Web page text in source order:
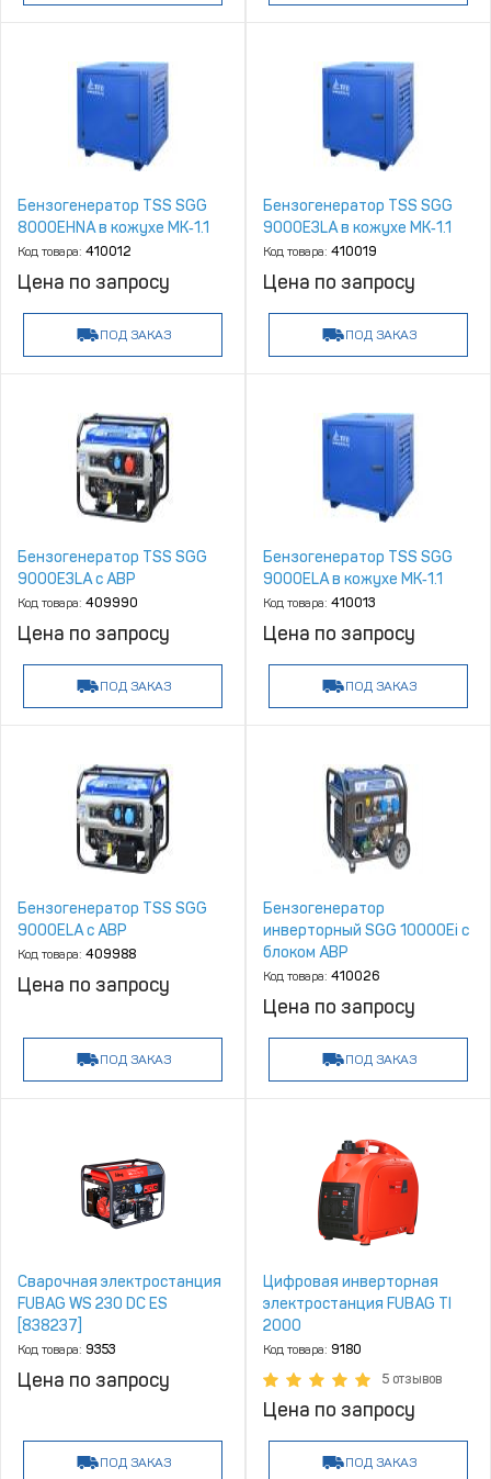
Бензогенератор TSS SGG
8000EHNA в кожухе МК‑1.1
Код товара: 410012
Цена по запросу
ПОД ЗАКАЗ
Бензогенератор TSS SGG
9000E3LA в кожухе МК‑1.1
Код товара: 410019
Цена по запросу
ПОД ЗАКАЗ
Бензогенератор TSS SGG
9000E3LA с АВР
Код товара: 409990
Цена по запросу
ПОД ЗАКАЗ
Бензогенератор TSS SGG
9000ELA в кожухе МК‑1.1
Код товара: 410013
Цена по запросу
ПОД ЗАКАЗ
Бензогенератор TSS SGG
9000ELA с АВР
Код товара: 409988
Цена по запросу
ПОД ЗАКАЗ
Бензогенератор
инверторный SGG 10000Ei с
блоком АВР
Код товара: 410026
Цена по запросу
ПОД ЗАКАЗ
Сварочная электростанция
FUBAG WS 230 DC ES
[838237]
Код товара: 9353
Цена по запросу
ПОД ЗАКАЗ
Цифровая инверторная
электростанция FUBAG TI
2000
Код товара: 9180
5 отзывов
Цена по запросу
ПОД ЗАКАЗ